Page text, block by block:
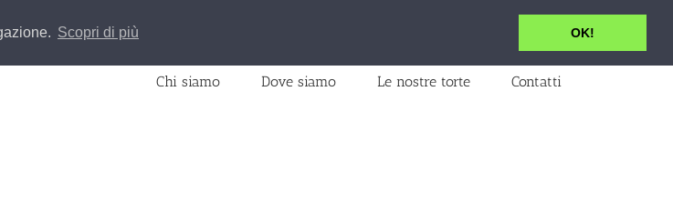
Scopri di più OK!
Chi siamo Dove siamo Le nostre torte Contatti